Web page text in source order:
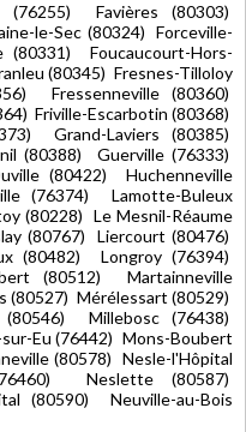
Favières (80303)
le-Sec (80324) Forceville-
(80331) Foucaucourt-Hors-
(80345) Fresnes-Tilloloy
Fressenneville (80360)
Friville-Escarbotin (80368)
Grand-Laviers (80385)
(80388) Guerville (76333)
(80422) Huchenneville
(76374) Lamotte-Buleux
(80228) Le Mesnil-Réaume
(80767) Liercourt (80476)
(80482) Longroy (76394)
(80512) Martainneville
(80527) Mérélessart (80529)
Millebosc (76438)
Eu (76442) Mons-Boubert
(80578) Nesle-l'Hôpital
Neslette (80587)
(80590) Neuville-au-Bois